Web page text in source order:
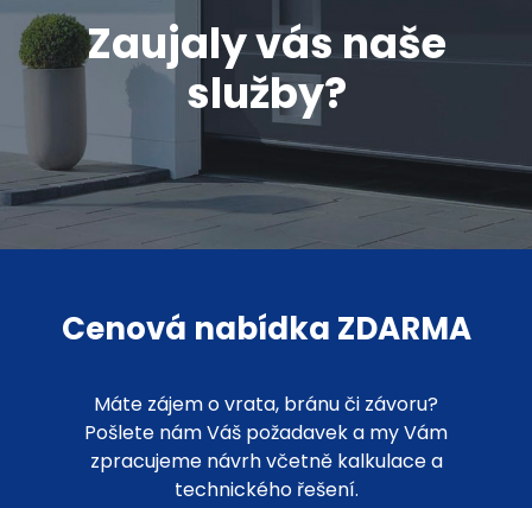
Zaujaly vás naše
služby?
Cenová nabídka ZDARMA
Máte zájem o vrata, bránu či závoru?
Pošlete nám Váš požadavek a my Vám
zpracujeme návrh včetně kalkulace a
technického řešení.